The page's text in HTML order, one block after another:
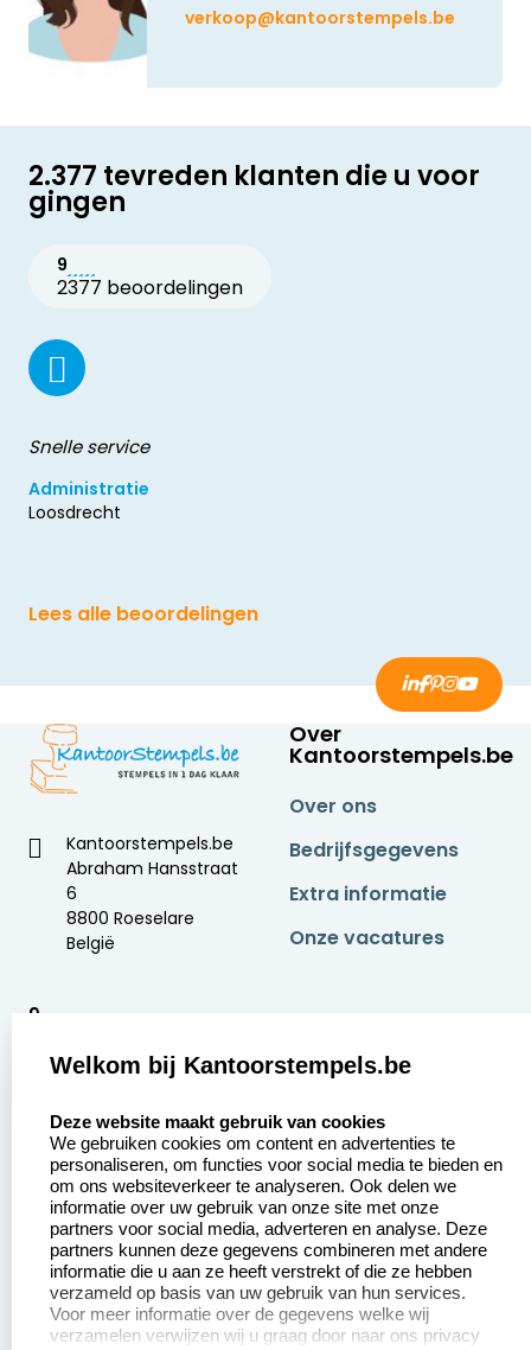
verkoop@kantoorstempels.be
2.377 tevreden klanten die u voor
gingen
9
2377 beoordelingen
Snelle service
Administratie
Loosdrecht
Lees alle beoordelingen
Kantoorstempels.be
Abraham Hansstraat
6
8800 Roeselare
België
9
Over
Kantoorstempels.be
Over ons
Bedrijfsgegevens
Extra informatie
Onze vacatures
Aanvraag op maat
Betaling &
Verzending
Wederverkoper
worden
Contact opnemen
Veel gestelde vragen
Retourneren
Herroepingsrecht
Welkom bij Kantoorstempels.be
Deze website maakt gebruik van cookies
We gebruiken cookies om content en advertenties te
personaliseren, om functies voor social media te bieden en
om ons websiteverkeer te analyseren. Ook delen we
informatie over uw gebruik van onze site met onze
partners voor social media, adverteren en analyse. Deze
partners kunnen deze gegevens combineren met andere
informatie die u aan ze heeft verstrekt of die ze hebben
verzameld op basis van uw gebruik van hun services.
Voor meer informatie over de gegevens welke wij
verzamelen verwijzen wij u graag door naar ons privacy